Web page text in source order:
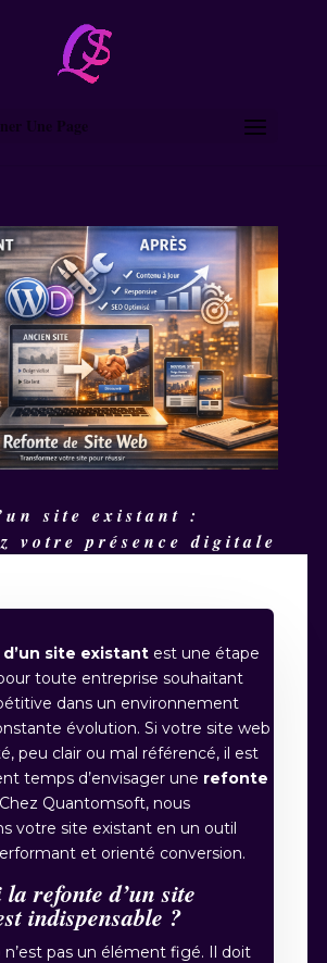
Une Page
site existant :
votre présence digitale
site existant est une étape
toute entreprise souhaitant
dans un environnement
évolution. Si votre site web
peu clair ou mal référencé, il est
temps d’envisager une refonte
Quantomsoft, nous
votre site existant en un outil
et orienté conversion.
refonte d’un site
indispensable ?
n’est pas un élément figé. Il doit